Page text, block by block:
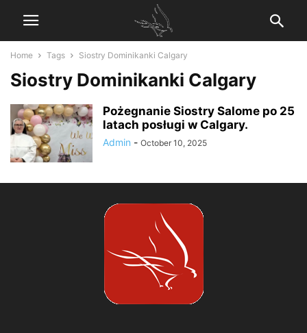
Home Tags Siostry Dominikanki Calgary
Siostry Dominikanki Calgary
Pożegnanie Siostry Salome po 25
latach posługi w Calgary.
Admin - October 10, 2025